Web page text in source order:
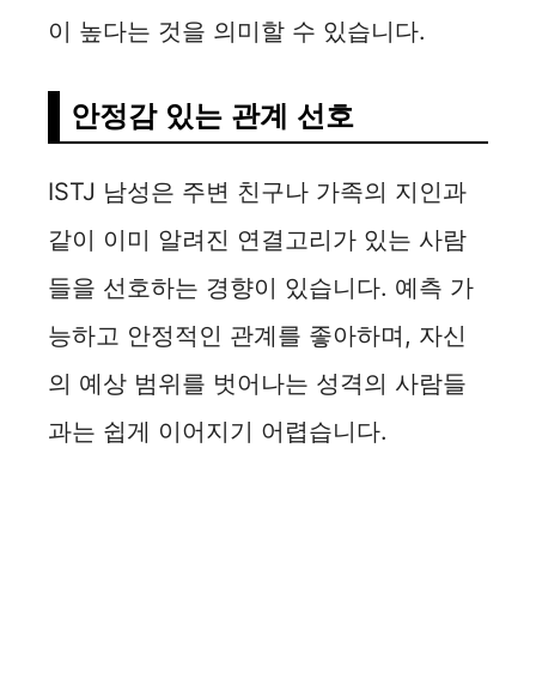
이 높다는 것을 의미할 수 있습니다.
안정감 있는 관계 선호
ISTJ 남성은 주변 친구나 가족의 지인과
같이 이미 알려진 연결고리가 있는 사람
들을 선호하는 경향이 있습니다. 예측 가
능하고 안정적인 관계를 좋아하며, 자신
의 예상 범위를 벗어나는 성격의 사람들
과는 쉽게 이어지기 어렵습니다.